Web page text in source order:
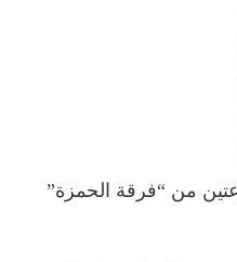
من “فرقة الحمزة”